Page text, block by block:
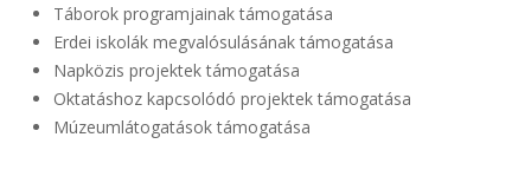
Táborok programjainak támogatása
Erdei iskolák megvalósulásának támogatása
Napközis projektek támogatása
Oktatáshoz kapcsolódó projektek támogatása
Múzeumlátogatások támogatása